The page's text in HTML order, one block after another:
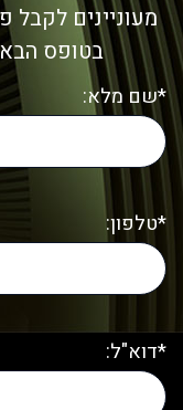
מעוניינים לקבל
בטופס הבא
*שם מלא:
*טלפון:
*דוא"ל: